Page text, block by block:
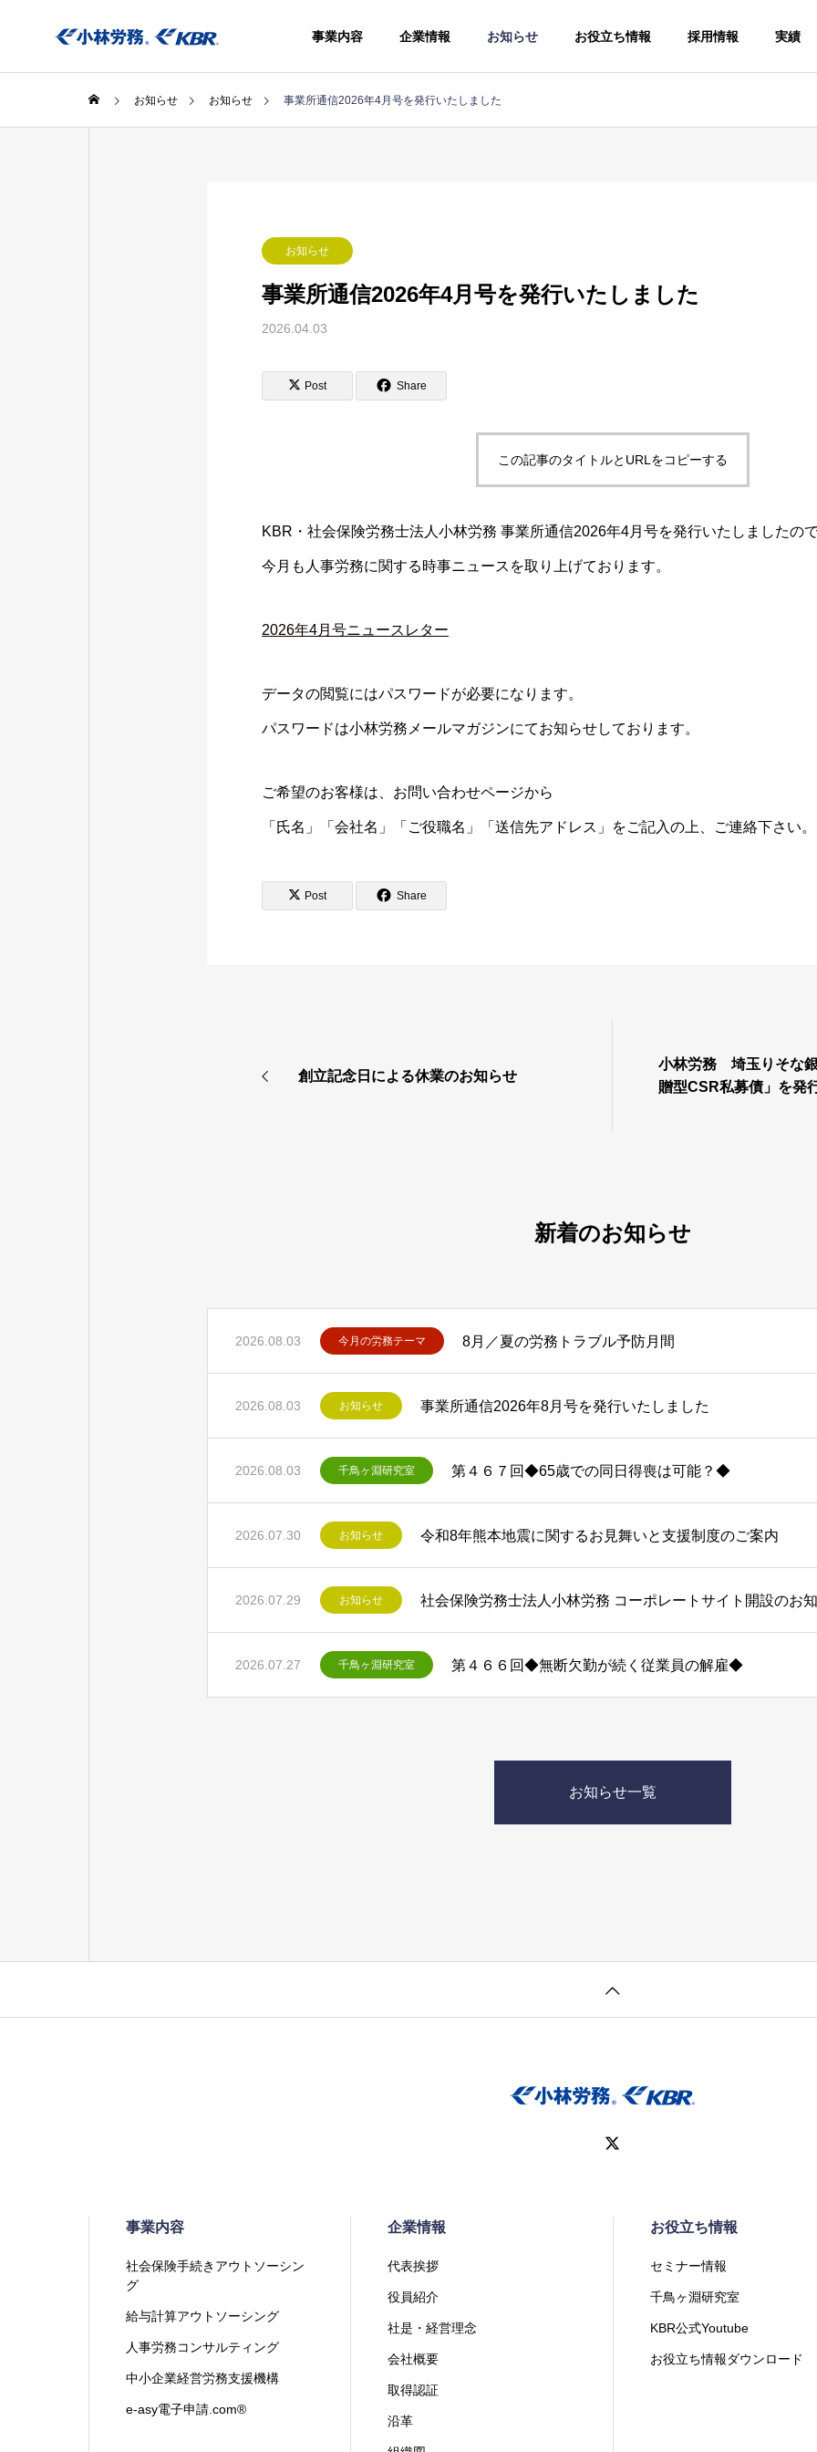
事業内容 企業情報 お知らせ お役立ち情報 採用情報 実績
社会保険手続
きアウトソー
シング
Social
procedure
agency
人事労務コン
サルティング
お知らせ お知らせ 事業所通信2026年4月号を発行いたしました
お知らせ
事業所通信2026年4月号を発行いたしました
2026.04.03
Post Share
この記事のタイトルとURLをコピーする
KBR・社会保険労務士法人小林労務 事業所通信2026年4月号を発行いたしましたの
今月も人事労務に関する時事ニュースを取り上げております。
2026年4月号ニュースレター
データの閲覧にはパスワードが必要になります。
パスワードは小林労務メールマガジンにてお知らせしております。
ご希望のお客様は、お問い合わせページから
「氏名」「会社名」「ご役職名」「送信先アドレス」をご記入の上、ご連絡下さい。
Post Share
創立記念日による休業のお知らせ
小林労務 埼玉りそな
贈型CSR私募債」を発
新着のお知らせ
2026.08.03 今月の労務テーマ 8月／夏の労務トラブル予防月間
2026.08.03 お知らせ 事業所通信2026年8月号を発行いたしました
2026.08.03 千鳥ヶ淵研究室 第４６７回◆65歳での同日得喪は可能？◆
2026.07.30 お知らせ 令和8年熊本地震に関するお見舞いと支援制度のご案内
2026.07.29 お知らせ 社会保険労務士法人小林労務 コーポレートサイト開設のお
2026.07.27 千鳥ヶ淵研究室 第４６６回◆無断欠勤が続く従業員の解雇◆
お知らせ一覧
事業内容
社会保険手続きアウトソーシン
グ
給与計算アウトソーシング
人事労務コンサルティング
中小企業経営労務支援機構
e-asy電子申請.com®
企業情報
代表挨拶
役員紹介
社是・経営理念
会社概要
取得認証
沿革
お役立ち情報
セミナー情報
千鳥ヶ淵研究室
KBR公式Youtube
お役立ち情報ダウンロード